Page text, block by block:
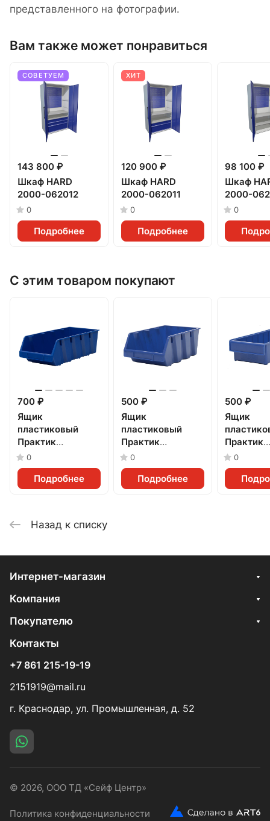
представленного на фотографии.
Вам также может понравиться
СОВЕТУЕМ
143 800 ₽
Шкаф HARD
2000-062012
0
Подробнее
ХИТ
120 900 ₽
Шкаф HARD
2000-062011
0
Подробнее
98 100 ₽
Шкаф
2000-
0
С этим товаром покупают
700 ₽
Ящик
пластиковый
Практик
(500x230x150мм)
0
Подробнее
500 ₽
Ящик
пластиковый
Практик
(400x230x150мм)
0
Подробнее
500 ₽
Ящик
Практик
0
Назад к списку
Интернет-магазин
Компания
Покупателю
Контакты
+7 861 215-19-19
2151919@mail.ru
г. Краснодар, ул. Промышленная, д. 52
© 2026, ООО ТД «Сейф Центр»
Политика конфиденциальности